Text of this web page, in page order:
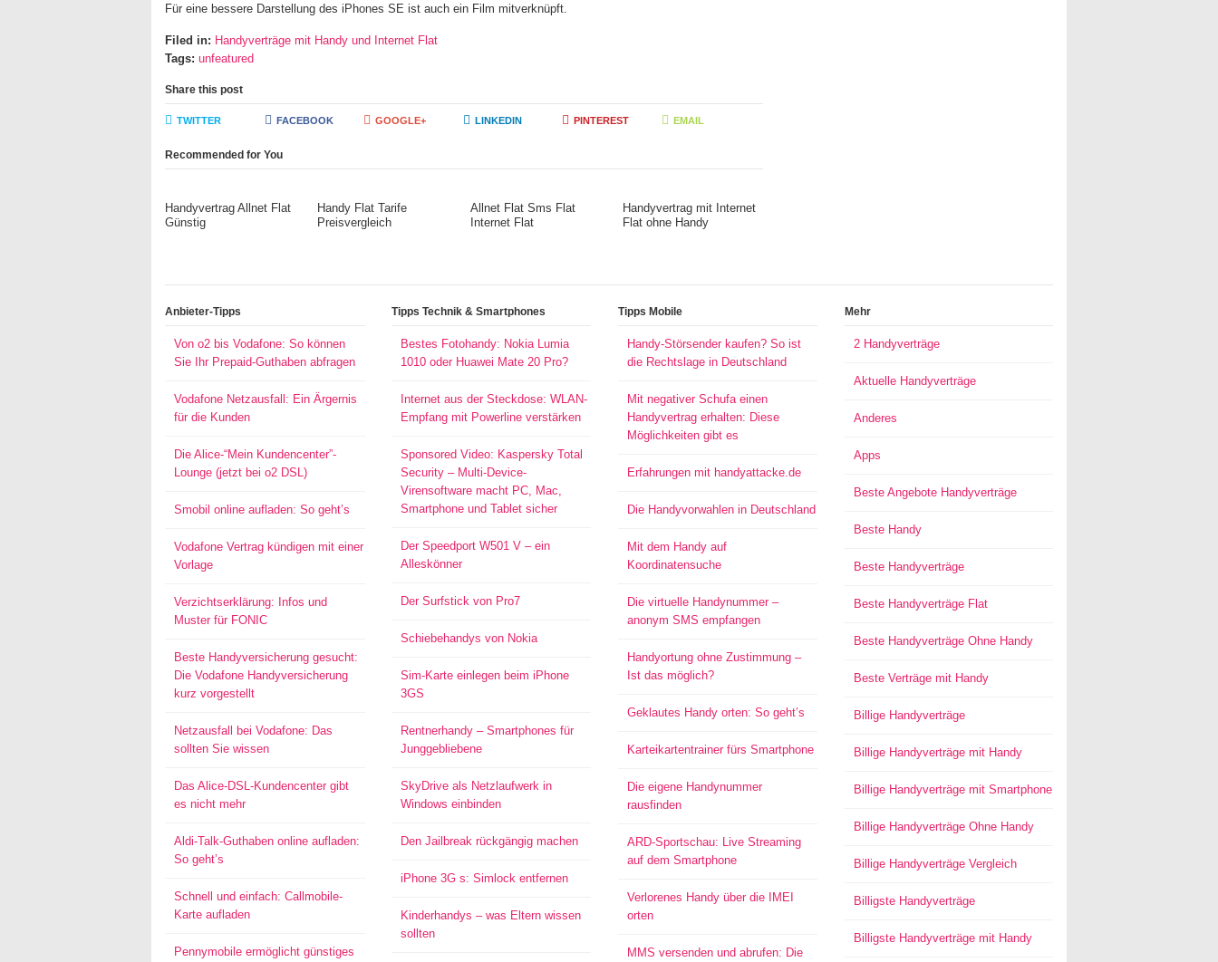
Für eine bessere Darstellung des iPhones SE ist auch ein Film mitverknüpft.
Filed in: Handyverträge mit Handy und Internet Flat
Tags: unfeatured
Share this post
TWITTER FACEBOOK GOOGLE+ LINKEDIN PINTEREST EMAIL
Recommended for You
Handyvertrag Allnet Flat
Günstig
Handy Flat Tarife
Preisvergleich
Allnet Flat Sms Flat
Internet Flat
Handyvertrag mit Internet
Flat ohne Handy
Anbieter-Tipps
Von o2 bis Vodafone: So können
Sie Ihr Prepaid-Guthaben abfragen
Vodafone Netzausfall: Ein Ärgernis
für die Kunden
Die Alice-“Mein Kundencenter”-
Lounge (jetzt bei o2 DSL)
Smobil online aufladen: So geht’s
Vodafone Vertrag kündigen mit einer
Vorlage
Verzichtserklärung: Infos und
Muster für FONIC
Beste Handyversicherung gesucht:
Die Vodafone Handyversicherung
kurz vorgestellt
Netzausfall bei Vodafone: Das
sollten Sie wissen
Das Alice-DSL-Kundencenter gibt
es nicht mehr
Aldi-Talk-Guthaben online aufladen:
So geht’s
Schnell und einfach: Callmobile-
Karte aufladen
Pennymobile ermöglicht günstiges
Tipps Technik & Smartphones
Bestes Fotohandy: Nokia Lumia
1010 oder Huawei Mate 20 Pro?
Internet aus der Steckdose: WLAN-
Empfang mit Powerline verstärken
Sponsored Video: Kaspersky Total
Security – Multi-Device-
Virensoftware macht PC, Mac,
Smartphone und Tablet sicher
Der Speedport W501 V – ein
Alleskönner
Der Surfstick von Pro7
Schiebehandys von Nokia
Sim-Karte einlegen beim iPhone
3GS
Rentnerhandy – Smartphones für
Junggebliebene
SkyDrive als Netzlaufwerk in
Windows einbinden
Den Jailbreak rückgängig machen
iPhone 3G s: Simlock entfernen
Kinderhandys – was Eltern wissen
sollten
Tipps Mobile
Handy-Störsender kaufen? So ist
die Rechtslage in Deutschland
Mit negativer Schufa einen
Handyvertrag erhalten: Diese
Möglichkeiten gibt es
Erfahrungen mit handyattacke.de
Die Handyvorwahlen in Deutschland
Mit dem Handy auf
Koordinatensuche
Die virtuelle Handynummer –
anonym SMS empfangen
Handyortung ohne Zustimmung –
Ist das möglich?
Geklautes Handy orten: So geht’s
Karteikartentrainer fürs Smartphone
Die eigene Handynummer
rausfinden
ARD-Sportschau: Live Streaming
auf dem Smartphone
Verlorenes Handy über die IMEI
orten
MMS versenden und abrufen: Die
Mehr
2 Handyverträge
Aktuelle Handyverträge
Anderes
Apps
Beste Angebote Handyverträge
Beste Handy
Beste Handyverträge
Beste Handyverträge Flat
Beste Handyverträge Ohne Handy
Beste Verträge mit Handy
Billige Handyverträge
Billige Handyverträge mit Handy
Billige Handyverträge mit Smartphone
Billige Handyverträge Ohne Handy
Billige Handyverträge Vergleich
Billigste Handyverträge
Billigste Handyverträge mit Handy